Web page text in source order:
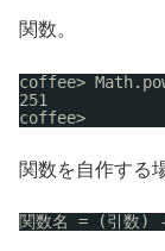
関数。
coffee>
251
coffee>
関数を自作する
関数名 = (引数)